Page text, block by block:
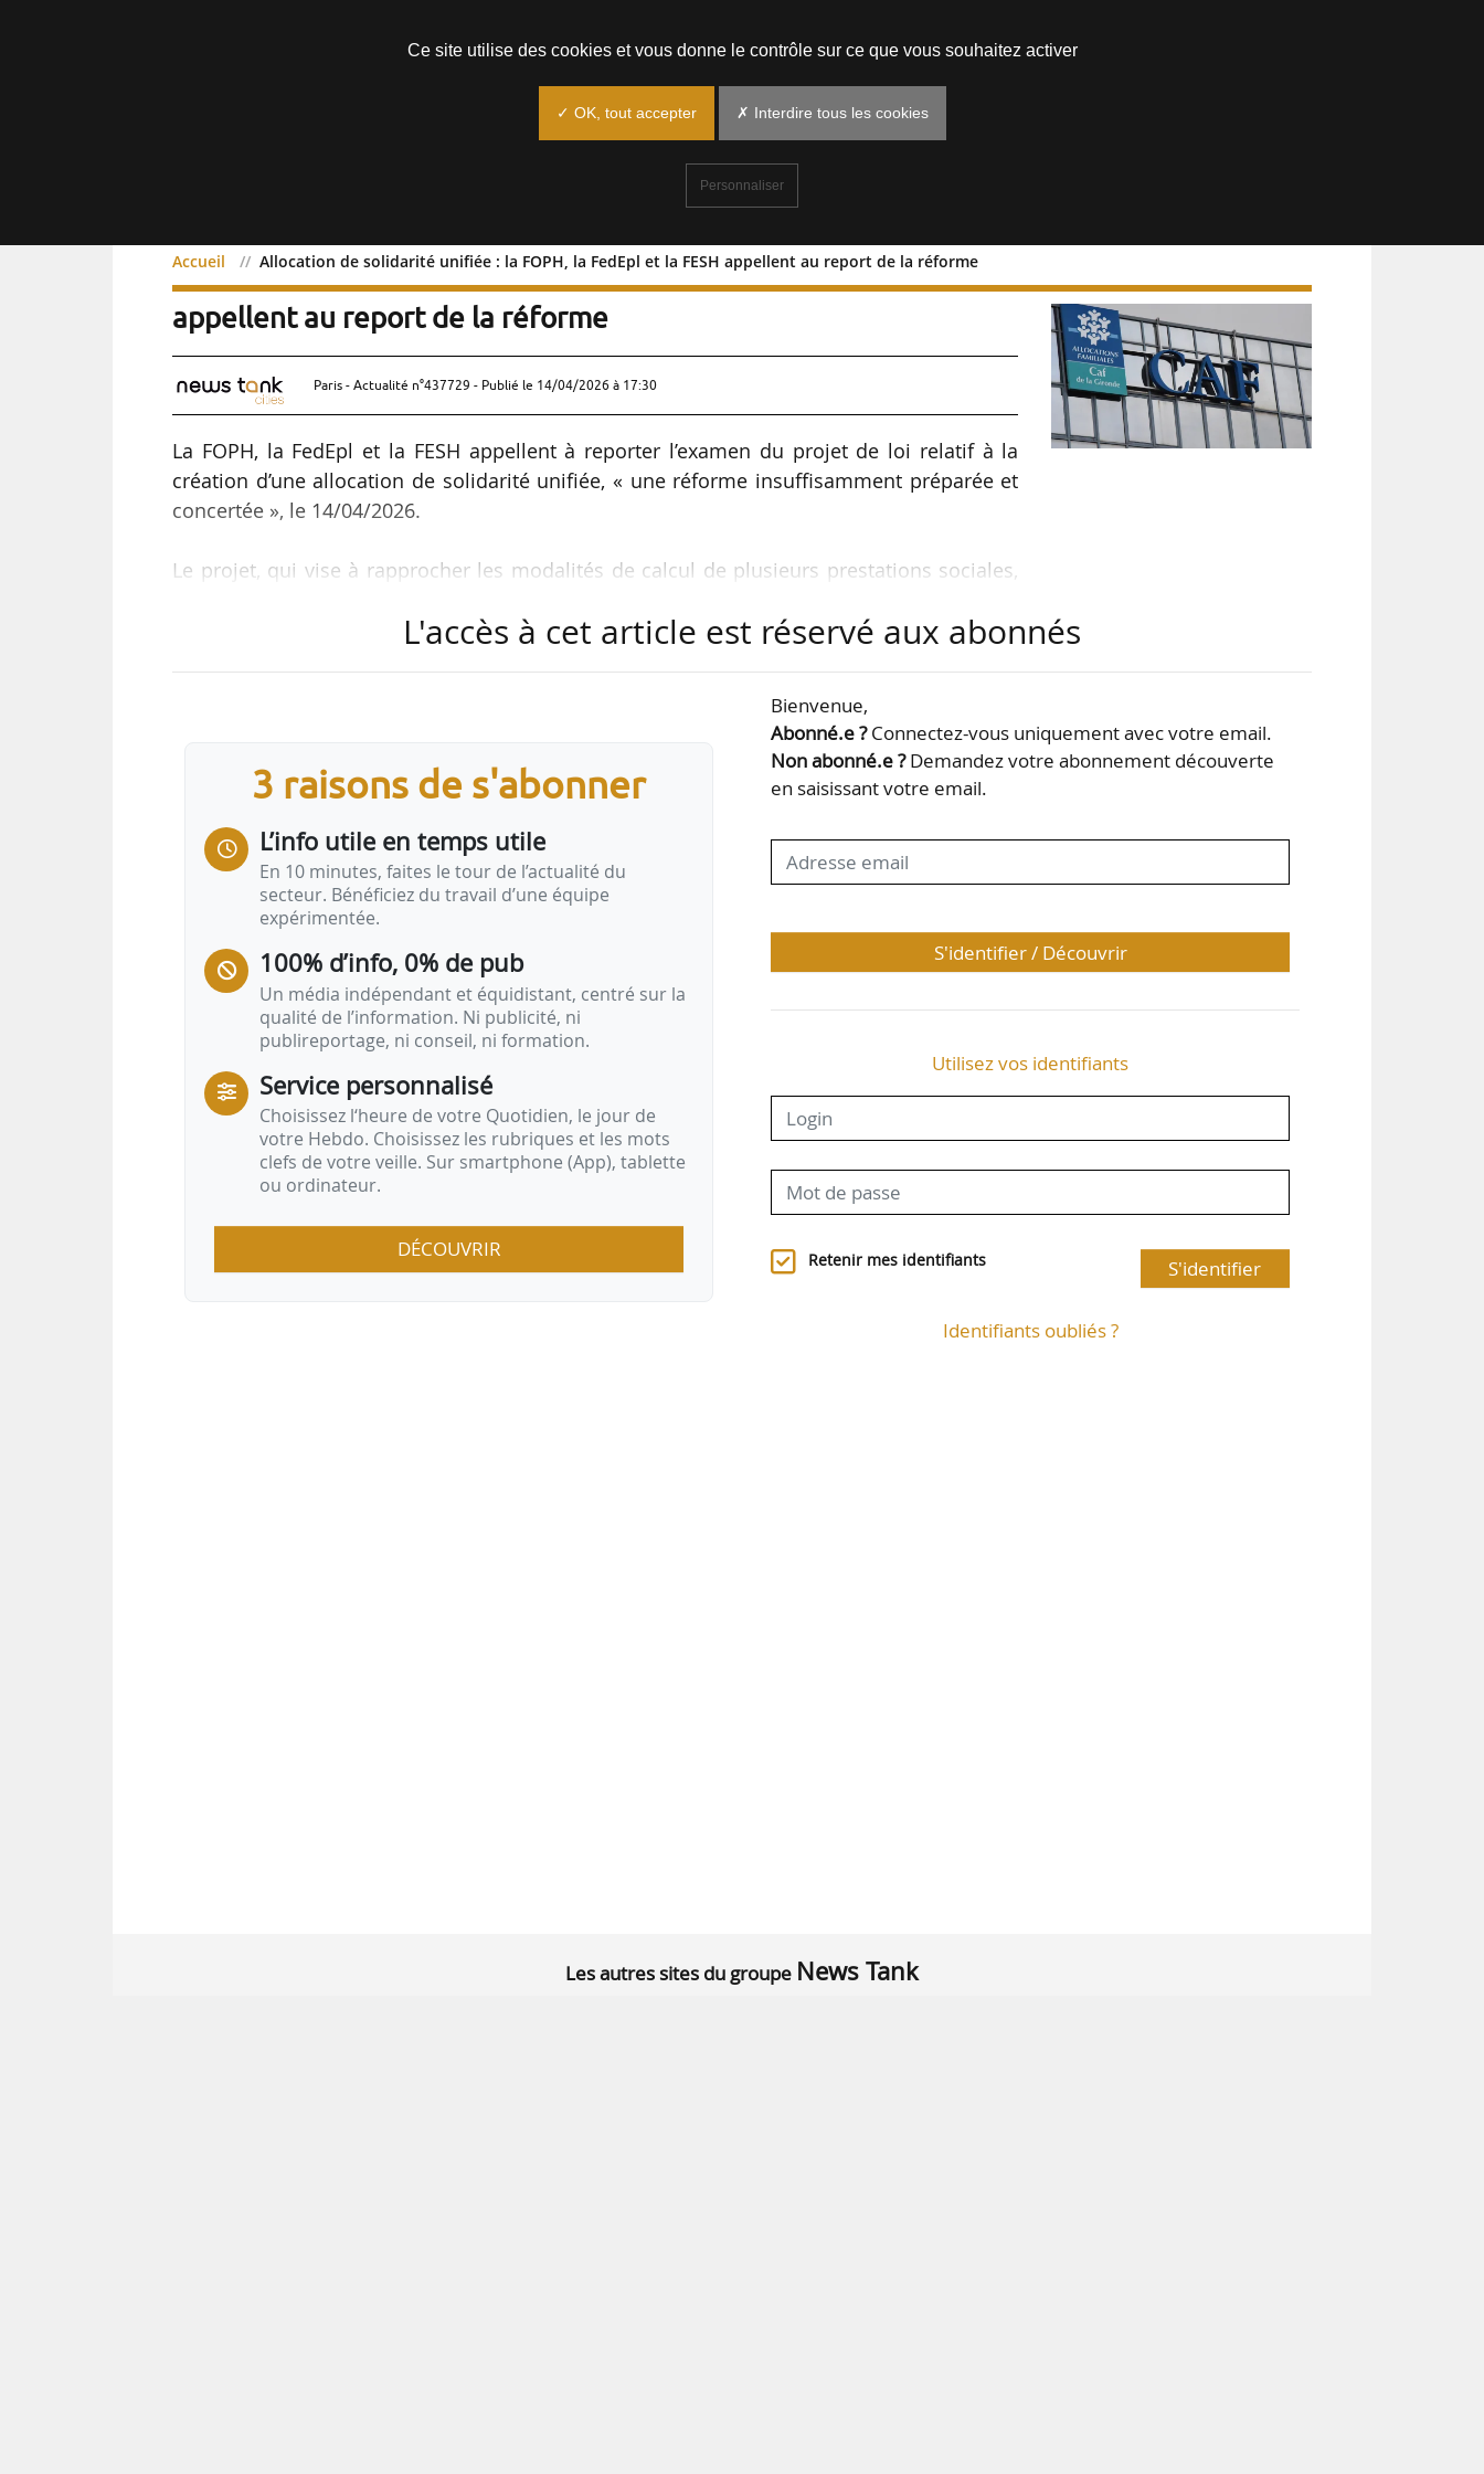
Accueil Allocation de solidarité unifiée : la FOPH, la FedEpl et la FESH appellent au report de la réforme
Allocation de solidarité unifiée : la FOPH, la FedEpl et la FESH
appellent au report de la réforme
Paris - Actualité n°437729 - Publié le 14/04/2026 à 17:30
La FOPH, la FedEpl et la FESH appellent à reporter l’examen du projet de loi relatif à la
création d’une allocation de solidarité unifiée, « une réforme insuffisamment préparée et
concertée », le 14/04/2026.
Le projet, qui vise à rapprocher les modalités de calcul de plusieurs prestations sociales,
l’objectif de simplification peut être entendu, il « soulève des interrogations de fond quant
« Les aides au logement occupent, en effet, une place singulière au sein de notre modèle
social. Elles ne constituent pas un complément de revenu, mais un levier essentiel des
politiques publiques du logement, directement lié à la capacité des ménages …
L'accès à cet article est réservé aux abonnés
3 raisons de s'abonner
L’info utile en temps utile
En 10 minutes, faites le tour de l’actualité du
secteur. Bénéficiez du travail d’une équipe
expérimentée.
100% d’info, 0% de pub
Un média indépendant et équidistant, centré sur la
qualité de l’information. Ni publicité, ni
publireportage, ni conseil, ni formation.
Service personnalisé
Choisissez l‘heure de votre Quotidien, le jour de
votre Hebdo. Choisissez les rubriques et les mots
clefs de votre veille. Sur smartphone (App), tablette
ou ordinateur.
DÉCOUVRIR
Bienvenue,
Abonné.e ?Connectez-vous uniquement avec votre email.
Non abonné.e ?Demandez votre abonnement découverte
en saisissant votre email.
S'identifier / Découvrir
Utilisez vos identifiants
Retenir mes identifiants S'identifier
Identifiants oubliés ?
Les autres sites du groupe News Tank
Ce site utilise des cookies et vous donne le contrôle sur ce que vous souhaitez activer
✓ OK, tout accepter ✗ Interdire tous les cookies
Personnaliser